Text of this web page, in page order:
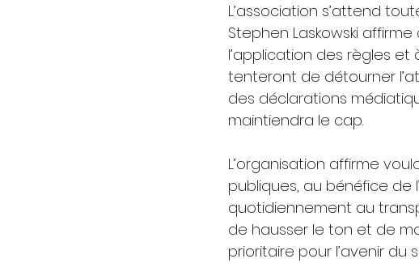
L’association s’attend
Stephen Laskowski
l’application des règles
tenteront de détourner
des déclarations
maintiendra le cap.
L’organisation affirme
publiques, au bénéfice de
quotidiennement au
de hausser le ton et de
prioritaire pour l’avenir du